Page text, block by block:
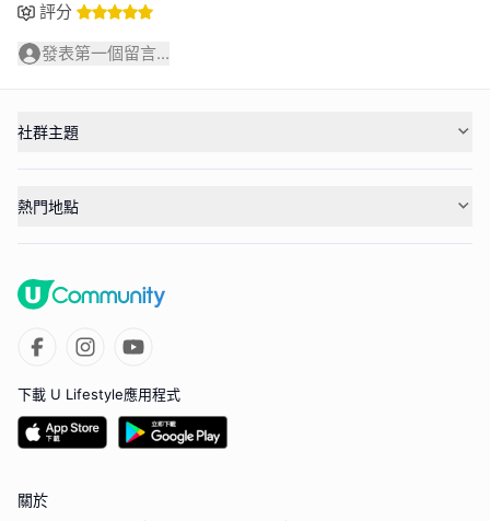
評分
發表第一個留言...
社群主題
熱門地點
下載 U Lifestyle應用程式
關於